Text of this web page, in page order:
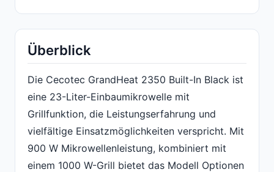
Überblick
Die Cecotec GrandHeat 2350 Built-In Black ist
eine 23-Liter-Einbaumikrowelle mit
Grillfunktion, die Leistungserfahrung und
vielfältige Einsatzmöglichkeiten verspricht. Mit
900 W Mikrowellenleistung, kombiniert mit
einem 1000 W-Grill bietet das Modell Optionen